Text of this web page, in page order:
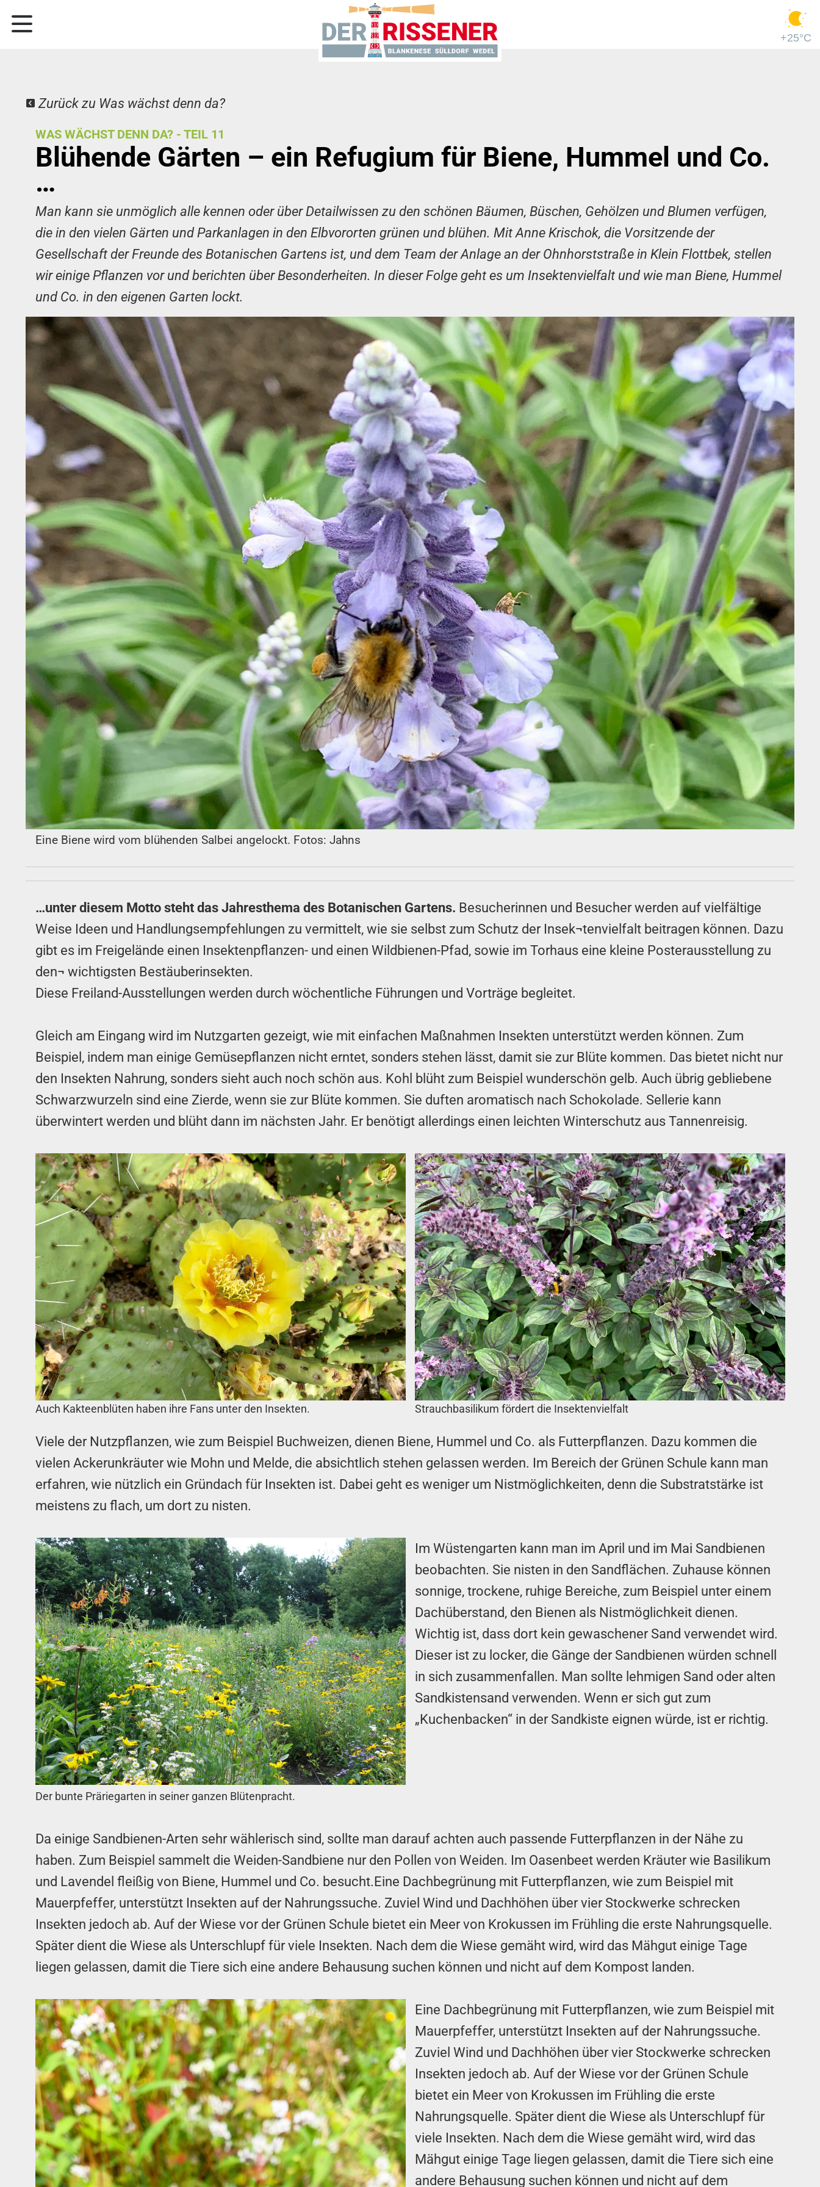
+25°C
Zurück zu Was wächst denn da?
WAS WÄCHST DENN DA? - TEIL 11
Blühende Gärten – ein Refugium für Biene, Hummel und Co.
…
Man kann sie unmöglich alle kennen oder über Detailwissen zu den schönen Bäumen, Büschen, Gehölzen und Blumen verfügen,
die in den vielen Gärten und Parkanlagen in den Elbvororten grünen und blühen. Mit Anne Krischok, die Vorsitzende der
Gesellschaft der Freunde des Botanischen Gartens ist, und dem Team der Anlage an der Ohnhorststraße in Klein Flottbek, stellen
wir einige Pflanzen vor und berichten über Besonderheiten. In dieser Folge geht es um Insektenvielfalt und wie man Biene, Hummel
und Co. in den eigenen Garten lockt.
Eine Biene wird vom blühenden Salbei angelockt. Fotos: Jahns
…unter diesem Motto steht das Jahresthema des Botanischen Gartens. Besucherinnen und Besucher werden auf vielfältige
Weise Ideen und Handlungsempfehlungen zu vermittelt, wie sie selbst zum Schutz der Insek¬tenvielfalt beitragen können. Dazu
gibt es im Freigelände einen Insektenpflanzen- und einen Wildbienen-Pfad, sowie im Torhaus eine kleine Posterausstellung zu
den¬ wichtigsten Bestäuberinsekten.
Diese Freiland-Ausstellungen werden durch wöchentliche Führungen und Vorträge begleitet.
Gleich am Eingang wird im Nutzgarten gezeigt, wie mit einfachen Maßnahmen Insekten unterstützt werden können. Zum
Beispiel, indem man einige Gemüsepflanzen nicht erntet, sonders stehen lässt, damit sie zur Blüte kommen. Das bietet nicht nur
den Insekten Nahrung, sonders sieht auch noch schön aus. Kohl blüht zum Beispiel wunderschön gelb. Auch übrig gebliebene
Schwarzwurzeln sind eine Zierde, wenn sie zur Blüte kommen. Sie duften aromatisch nach Schokolade. Sellerie kann
überwintert werden und blüht dann im nächsten Jahr. Er benötigt allerdings einen leichten Winterschutz aus Tannenreisig.
Auch Kakteenblüten haben ihre Fans unter den Insekten. Strauchbasilikum fördert die Insektenvielfalt
Viele der Nutzpflanzen, wie zum Beispiel Buchweizen, dienen Biene, Hummel und Co. als Futterpflanzen. Dazu kommen die
vielen Ackerunkräuter wie Mohn und Melde, die absichtlich stehen gelassen werden. Im Bereich der Grünen Schule kann man
erfahren, wie nützlich ein Gründach für Insekten ist. Dabei geht es weniger um Nistmöglichkeiten, denn die Substratstärke ist
meistens zu flach, um dort zu nisten.
Der bunte Präriegarten in seiner ganzen Blütenpracht.
Im Wüstengarten kann man im April und im Mai Sandbienen
beobachten. Sie nisten in den Sandflächen. Zuhause können
sonnige, trockene, ruhige Bereiche, zum Beispiel unter einem
Dachüberstand, den Bienen als Nistmöglichkeit dienen.
Wichtig ist, dass dort kein gewaschener Sand verwendet wird.
Dieser ist zu locker, die Gänge der Sandbienen würden schnell
in sich zusammenfallen. Man sollte lehmigen Sand oder alten
Sandkistensand verwenden. Wenn er sich gut zum
„Kuchenbacken“ in der Sandkiste eignen würde, ist er richtig.
Da einige Sandbienen-Arten sehr wählerisch sind, sollte man darauf achten auch passende Futterpflanzen in der Nähe zu
haben. Zum Beispiel sammelt die Weiden-Sandbiene nur den Pollen von Weiden. Im Oasenbeet werden Kräuter wie Basilikum
und Lavendel fleißig von Biene, Hummel und Co. besucht.Eine Dachbegrünung mit Futterpflanzen, wie zum Beispiel mit
Mauerpfeffer, unterstützt Insekten auf der Nahrungssuche. Zuviel Wind und Dachhöhen über vier Stockwerke schrecken
Insekten jedoch ab. Auf der Wiese vor der Grünen Schule bietet ein Meer von Krokussen im Frühling die erste Nahrungsquelle.
Später dient die Wiese als Unterschlupf für viele Insekten. Nach dem die Wiese gemäht wird, wird das Mähgut einige Tage
liegen gelassen, damit die Tiere sich eine andere Behausung suchen können und nicht auf dem Kompost landen.
Eine Dachbegrünung mit Futterpflanzen, wie zum Beispiel mit
Mauerpfeffer, unterstützt Insekten auf der Nahrungssuche.
Zuviel Wind und Dachhöhen über vier Stockwerke schrecken
Insekten jedoch ab. Auf der Wiese vor der Grünen Schule
bietet ein Meer von Krokussen im Frühling die erste
Nahrungsquelle. Später dient die Wiese als Unterschlupf für
viele Insekten. Nach dem die Wiese gemäht wird, wird das
Mähgut einige Tage liegen gelassen, damit die Tiere sich eine
andere Behausung suchen können und nicht auf dem